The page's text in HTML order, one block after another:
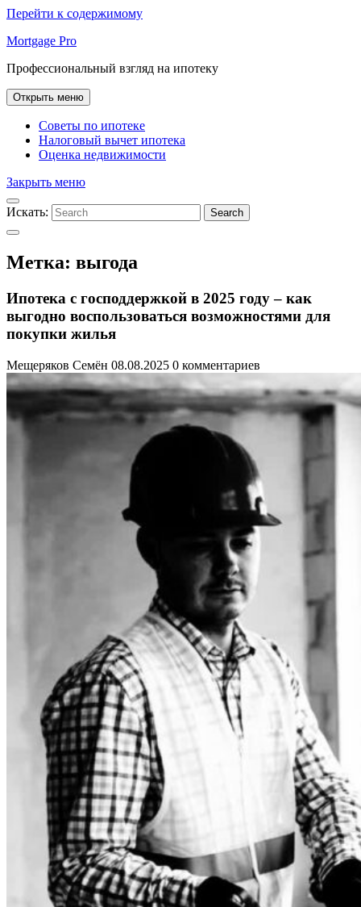
Перейти к содержимому
Mortgage Pro
Профессиональный взгляд на ипотеку
Открыть меню
Советы по ипотеке
Налоговый вычет ипотека
Оценка недвижимости
Закрыть меню
Искать: Search
Метка: выгода
Ипотека с господдержкой в 2025 году – как
выгодно воспользоваться возможностями для
покупки жилья
Мещеряков Семён 08.08.2025 0 комментариев